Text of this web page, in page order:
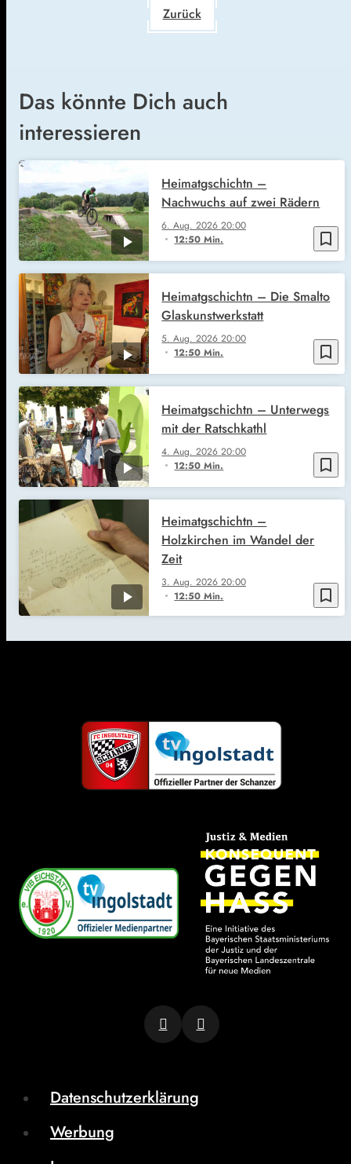
Zurück
Das könnte Dich auch
interessieren
bookmark_border
6. Aug. 202620:00
12:50 Min.
Heimatgschichtn –
Nachwuchs auf zwei Rädern
bookmark_border
5. Aug. 202620:00
12:50 Min.
Heimatgschichtn – Die Smalto
Glaskunstwerkstatt
bookmark_border
4. Aug. 202620:00
12:50 Min.
Heimatgschichtn – Unterwegs
mit der Ratschkathl
bookmark_border
3. Aug. 202620:00
12:50 Min.
Heimatgschichtn –
Holzkirchen im Wandel der
Zeit
Datenschutzerklärung
Werbung